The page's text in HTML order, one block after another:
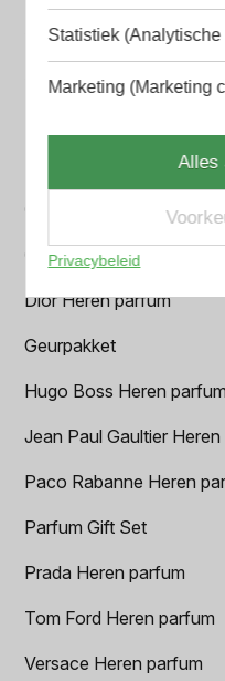
Armani Heren parfum
BVLGARI Heren parfum
Chanel Heren parfum
Creed heren parfum
Dior Heren parfum
Geurpakket
Hugo Boss Heren parfum
Jean Paul Gaultier
Paco Rabanne Heren
Parfum Gift Set
Prada Heren parfum
Tom Ford Heren parfum
Versace Heren parfum
Statistiek
Marketing (Marketing
Alles
Privacybeleid